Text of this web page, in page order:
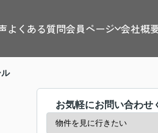
よくある質問会員ページ 会社概
お気軽にお問い合わせ